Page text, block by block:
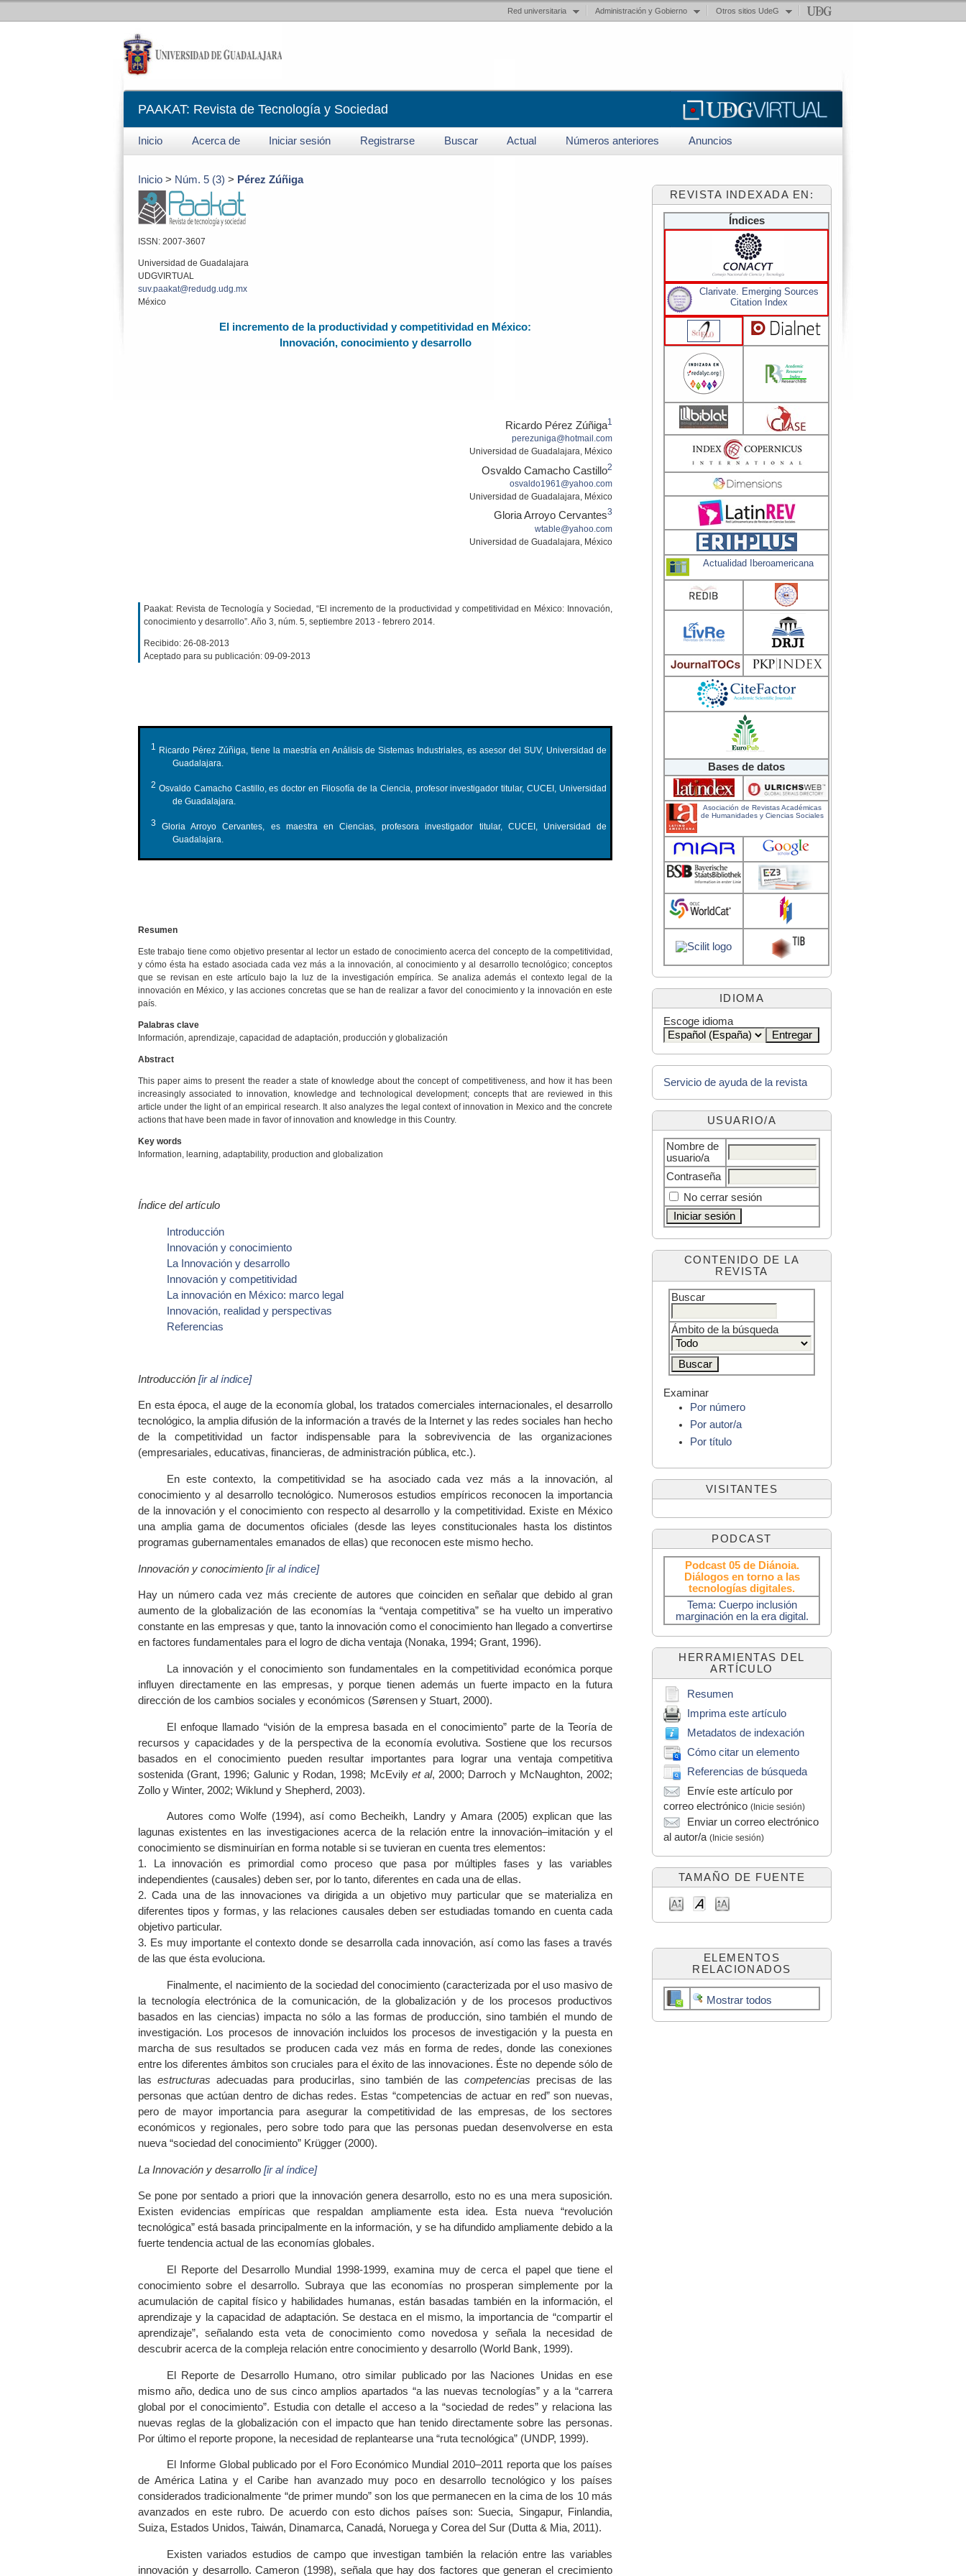
Red universitaria Administración y Gobierno Otros sitios UdeG
PAAKAT: Revista de Tecnología y Sociedad
REVISTA INDEXADA EN:
Índices
Clarivate. Emerging Sources
Citation Index
Actualidad Iberoamericana
Bases de datos
Asociación de Revistas Académicas
de Humanidades y Ciencias Sociales
IDIOMA
Escoge idioma
Servicio de ayuda de la revista
USUARIO/A
Nombre de
usuario/a
Contraseña
No cerrar sesión
CONTENIDO DE LA
REVISTA
Buscar
Ámbito de la búsqueda
Examinar
Por número
Por autor/a
Por título
VISITANTES
PODCAST
Podcast 05 de Diánoia.
Diálogos en torno a las
tecnologías digitales.
Tema: Cuerpo inclusión
marginación en la era digital.
HERRAMIENTAS DEL
ARTÍCULO
Resumen
Imprima este artículo
Metadatos de indexación
Cómo citar un elemento
Referencias de búsqueda
Envíe este artículo por
correo electrónico (Inicie sesión)
Enviar un correo electrónico
al autor/a (Inicie sesión)
TAMAÑO DE FUENTE
ELEMENTOS
RELACIONADOS
Mostrar todos
Inicio Acerca de Iniciar sesión Registrarse Buscar Actual Números anteriores Anuncios
Inicio > Núm. 5 (3) > Pérez Zúñiga
ISSN: 2007-3607
Universidad de Guadalajara
UDGVIRTUAL
suv.paakat@redudg.udg.mx
México
El incremento de la productividad y competitividad en México:
Innovación, conocimiento y desarrollo
Ricardo Pérez Zúñiga1
perezuniga@hotmail.com
Universidad de Guadalajara, México
Osvaldo Camacho Castillo2
osvaldo1961@yahoo.com
Universidad de Guadalajara, México
Gloria Arroyo Cervantes3
wtable@yahoo.com
Universidad de Guadalajara, México
Paakat: Revista de Tecnología y Sociedad, “El incremento de la productividad y competitividad en México: Innovación,
conocimiento y desarrollo”. Año 3, núm. 5, septiembre 2013 - febrero 2014.
Recibido: 26-08-2013
Aceptado para su publicación: 09-09-2013
1 Ricardo Pérez Zúñiga, tiene la maestría en Análisis de Sistemas Industriales, es asesor del SUV, Universidad de
Guadalajara.
2 Osvaldo Camacho Castillo, es doctor en Filosofía de la Ciencia, profesor investigador titular, CUCEI, Universidad
de Guadalajara.
3 Gloria Arroyo Cervantes, es maestra en Ciencias, profesora investigador titular, CUCEI, Universidad de
Guadalajara.
Resumen
Este trabajo tiene como objetivo presentar al lector un estado de conocimiento acerca del concepto de la competitividad,
y cómo ésta ha estado asociada cada vez más a la innovación, al conocimiento y al desarrollo tecnológico; conceptos
que se revisan en este artículo bajo la luz de la investigación empírica. Se analiza además el contexto legal de la
innovación en México, y las acciones concretas que se han de realizar a favor del conocimiento y la innovación en este
país.
Palabras clave
Información, aprendizaje, capacidad de adaptación, producción y globalización
Abstract
This paper aims to present the reader a state of knowledge about the concept of competitiveness, and how it has been
increasingly associated to innovation, knowledge and technological development; concepts that are reviewed in this
article under the light of an empirical research. It also analyzes the legal context of innovation in Mexico and the concrete
actions that have been made in favor of innovation and knowledge in this Country.
Key words
Information, learning, adaptability, production and globalization
Índice del artículo
Introducción
Innovación y conocimiento
La Innovación y desarrollo
Innovación y competitividad
La innovación en México: marco legal
Innovación, realidad y perspectivas
Referencias
Introducción [ir al índice]
En esta época, el auge de la economía global, los tratados comerciales internacionales, el desarrollo
tecnológico, la amplia difusión de la información a través de la Internet y las redes sociales han hecho
de la competitividad un factor indispensable para la sobrevivencia de las organizaciones
(empresariales, educativas, financieras, de administración pública, etc.).
En este contexto, la competitividad se ha asociado cada vez más a la innovación, al
conocimiento y al desarrollo tecnológico. Numerosos estudios empíricos reconocen la importancia
de la innovación y el conocimiento con respecto al desarrollo y la competitividad. Existe en México
una amplia gama de documentos oficiales (desde las leyes constitucionales hasta los distintos
programas gubernamentales emanados de ellas) que reconocen este mismo hecho.
Innovación y conocimiento [ir al índice]
Hay un número cada vez más creciente de autores que coinciden en señalar que debido al gran
aumento de la globalización de las economías la “ventaja competitiva” se ha vuelto un imperativo
constante en las empresas y que, tanto la innovación como el conocimiento han llegado a convertirse
en factores fundamentales para el logro de dicha ventaja (Nonaka, 1994; Grant, 1996).
La innovación y el conocimiento son fundamentales en la competitividad económica porque
influyen directamente en las empresas, y porque tienen además un fuerte impacto en la futura
dirección de los cambios sociales y económicos (Sørensen y Stuart, 2000).
El enfoque llamado “visión de la empresa basada en el conocimiento” parte de la Teoría de
recursos y capacidades y de la perspectiva de la economía evolutiva. Sostiene que los recursos
basados en el conocimiento pueden resultar importantes para lograr una ventaja competitiva
sostenida (Grant, 1996; Galunic y Rodan, 1998; McEvily et al, 2000; Darroch y McNaughton, 2002;
Zollo y Winter, 2002; Wiklund y Shepherd, 2003).
Autores como Wolfe (1994), así como Becheikh, Landry y Amara (2005) explican que las
lagunas existentes en las investigaciones acerca de la relación entre la innovación–imitación y el
conocimiento se disminuirían en forma notable si se tuvieran en cuenta tres elementos:
1. La innovación es primordial como proceso que pasa por múltiples fases y las variables
independientes (causales) deben ser, por lo tanto, diferentes en cada una de ellas.
2. Cada una de las innovaciones va dirigida a un objetivo muy particular que se materializa en
diferentes tipos y formas, y las relaciones causales deben ser estudiadas tomando en cuenta cada
objetivo particular.
3. Es muy importante el contexto donde se desarrolla cada innovación, así como las fases a través
de las que ésta evoluciona.
Finalmente, el nacimiento de la sociedad del conocimiento (caracterizada por el uso masivo de
la tecnología electrónica de la comunicación, de la globalización y de los procesos productivos
basados en las ciencias) impacta no sólo a las formas de producción, sino también el mundo de
investigación. Los procesos de innovación incluidos los procesos de investigación y la puesta en
marcha de sus resultados se producen cada vez más en forma de redes, donde las conexiones
entre los diferentes ámbitos son cruciales para el éxito de las innovaciones. Éste no depende sólo de
las estructuras adecuadas para producirlas, sino también de las competencias precisas de las
personas que actúan dentro de dichas redes. Estas “competencias de actuar en red” son nuevas,
pero de mayor importancia para asegurar la competitividad de las empresas, de los sectores
económicos y regionales, pero sobre todo para que las personas puedan desenvolverse en esta
nueva “sociedad del conocimiento” Krügger (2000).
La Innovación y desarrollo [ir al índice]
Se pone por sentado a priori que la innovación genera desarrollo, esto no es una mera suposición.
Existen evidencias empíricas que respaldan ampliamente esta idea. Esta nueva “revolución
tecnológica” está basada principalmente en la información, y se ha difundido ampliamente debido a la
fuerte tendencia actual de las economías globales.
El Reporte del Desarrollo Mundial 1998-1999, examina muy de cerca el papel que tiene el
conocimiento sobre el desarrollo. Subraya que las economías no prosperan simplemente por la
acumulación de capital físico y habilidades humanas, están basadas también en la información, el
aprendizaje y la capacidad de adaptación. Se destaca en el mismo, la importancia de “compartir el
aprendizaje”, señalando esta veta de conocimiento como novedosa y señala la necesidad de
descubrir acerca de la compleja relación entre conocimiento y desarrollo (World Bank, 1999).
El Reporte de Desarrollo Humano, otro similar publicado por las Naciones Unidas en ese
mismo año, dedica uno de sus cinco amplios apartados “a las nuevas tecnologías” y a la “carrera
global por el conocimiento”. Estudia con detalle el acceso a la “sociedad de redes” y relaciona las
nuevas reglas de la globalización con el impacto que han tenido directamente sobre las personas.
Por último el reporte propone, la necesidad de replantearse una “ruta tecnológica” (UNDP, 1999).
El Informe Global publicado por el Foro Económico Mundial 2010–2011 reporta que los países
de América Latina y el Caribe han avanzado muy poco en desarrollo tecnológico y los países
considerados tradicionalmente “de primer mundo” son los que permanecen en la cima de los 10 más
avanzados en este rubro. De acuerdo con esto dichos países son: Suecia, Singapur, Finlandia,
Suiza, Estados Unidos, Taiwán, Dinamarca, Canadá, Noruega y Corea del Sur (Dutta & Mia, 2011).
Existen variados estudios de campo que investigan también la relación entre las variables
innovación y desarrollo. Cameron (1998), señala que hay dos factores que generan el crecimiento